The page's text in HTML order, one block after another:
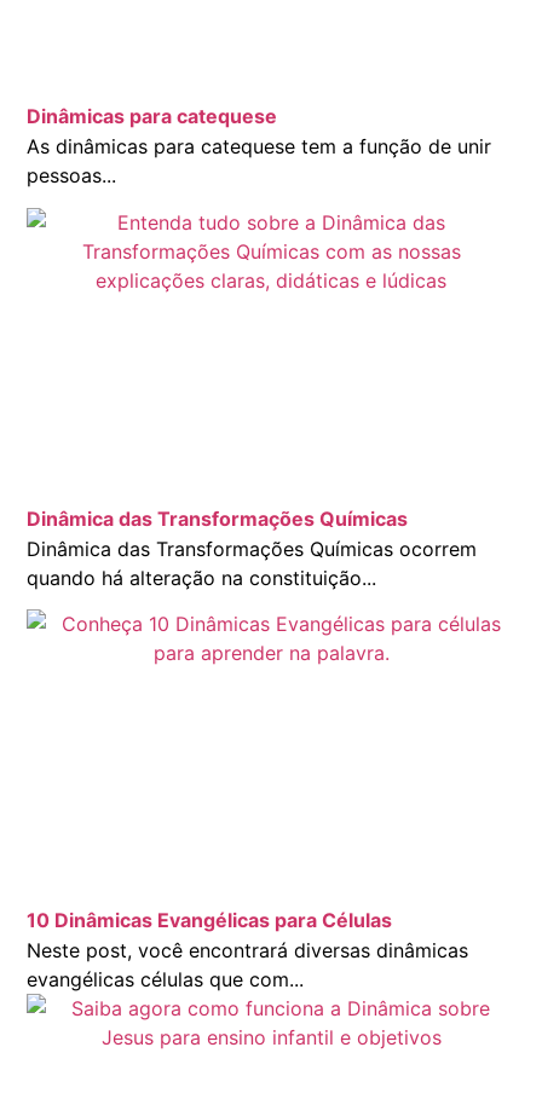
Dinâmicas para catequese
As dinâmicas para catequese tem a função de unir
pessoas...
Dinâmica das Transformações Químicas
Dinâmica das Transformações Químicas ocorrem
quando há alteração na constituição...
10 Dinâmicas Evangélicas para Células
Neste post, você encontrará diversas dinâmicas
evangélicas células que com...